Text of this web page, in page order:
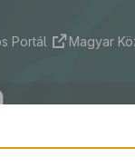
Portál Magyar
(V. 17.)